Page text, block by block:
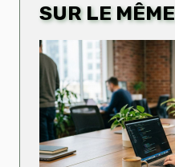
SUR LE